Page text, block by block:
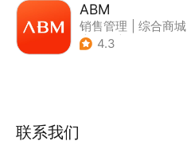
ABM
销售管理
综合商城
| 其他
4.3
联系我们